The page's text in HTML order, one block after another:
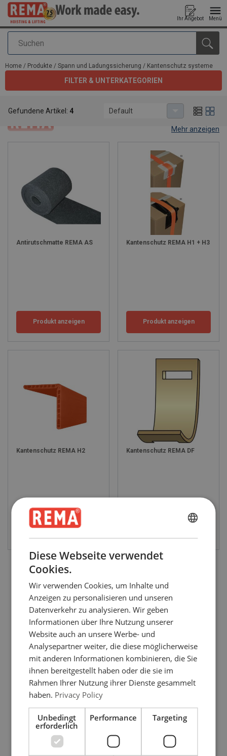
Suchen
Ihr Angebot Menü
Anfragen
Home / Produkte / Spann und Ladungssicherung / Kantenschutz systeme
FILTER & UNTERKATEGORIEN
Cargo edge protectors and
Rema® offers various tools to protect your good when you have
to lift or transport. Tools like anti-slip mats, protective sheets and
edge protectors form the perfect range to make your work easy.
Discover them now here.
Mehr anzeigen
Gefundene Artikel: 4 Default
Antirutschmatte REMA AS
Produkt anzeigen
Kantenschutz REMA H1 + H3
Produkt anzeigen
Kantenschutz REMA H2
Produkt anzeigen
Kantenschutz REMA DF
Diese Webseite verwendet
Cookies.
Wir verwenden Cookies, um Inhalte und
Anzeigen zu personalisieren und unseren
Datenverkehr zu analysieren. Wir geben
Informationen über Ihre Nutzung unserer
Website auch an unsere Werbe- und
Analysepartner weiter, die diese möglicherweise
mit anderen Informationen kombinieren, die Sie
ihnen bereitgestellt haben oder die sie im
Rahmen Ihrer Nutzung ihrer Dienste gesammelt
haben. Privacy Policy
Unbedingt
erforderlich
Performance Targeting